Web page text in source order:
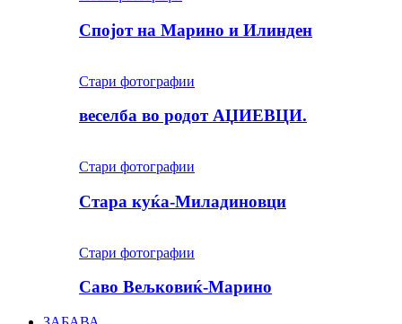
Спојот на Марино и Илинден
Стари фотографии
веселба во родот АЏИЕВЦИ.
Стари фотографии
Стара куќа-Миладиновци
Стари фотографии
Саво Вељковиќ-Марино